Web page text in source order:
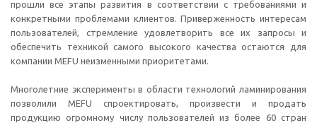
прошли все этапы развития в соответствии с требованиями и
конкретными проблемами клиентов. Приверженность интересам
пользователей, стремление удовлетворить все их запросы и
обеспечить техникой самого высокого качества остаются для
компании MEFU неизменными приоритетами.
Многолетние эксперименты в области технологий ламинирования
позволили MEFU спроектировать, произвести и продать
продукцию огромному числу пользователей из более 60 стран